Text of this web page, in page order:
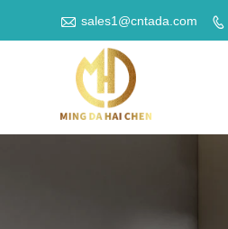
 sales1@cntada.com 